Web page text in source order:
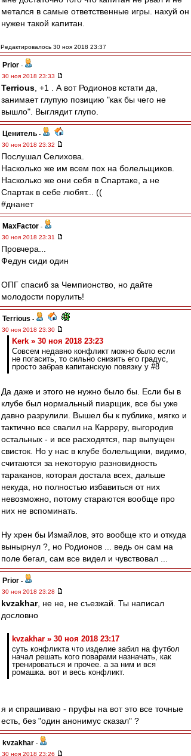
метался в самые ответственные игры. нахуй он
нужен такой капитан.
Редактировалось 30 ноя 2018 23:37
Prior -
30 ноя 2018 23:33
Terrious , +1 . А вот Родионов кстати да,
занимает глупую позицию "как бы чего не
вышло". Выглядит глупо.
Ценитель -
30 ноя 2018 23:32
Послушал Селихова.
Насколько же им всем пох на болельщиков.
Насколько же они себя в Спартаке, а не
Спартак в себе любят... ((
#днанет
MaxFactor -
30 ноя 2018 23:31
Провчера...
Федун сиди один
ОПГ спасиб за Чемпионство, но дайте
молодости порулить!
Terrious -
30 ноя 2018 23:30
Kerk » 30 ноя 2018 23:23
Совсем недавно конфликт можно было если
не погасить, то сильно снизить его градус,
просто забрав капитанскую повязку у #8
Да даже и этого не нужно было бы. Если бы в
клубе был нормальный пиарщик, все бы уже
давно разрулили. Вышел бы к публике, мягко и
тактично все свалил на Карреру, выгородив
остальных - и все расходятся, пар выпущен
свисток. Но у нас в клубе болельщики, видимо,
считаются за некоторую разновидность
тараканов, которая достала всех, дальше
некуда, но полностью избавиться от них
невозможно, потому стараются вообще про
них не вспоминать.
Ну хрен бы Измайлов, это вообще кто и откуда
вынырнул ?, но Родионов ... ведь он сам на
поле бегал, сам все видел и чувствовал ...
Prior -
30 ноя 2018 23:28
kvzakhar, не не, не съезжай. Ты написал
дословно
kvzakhar » 30 ноя 2018 23:17
суть конфликта что изделие забил на футбол
начал решать кого поварами назначать, как
тренироваться и прочее. а за ним и вся
ромашка. вот и весь конфликт.
я и спрашиваю - пруфы на вот это все точные
есть, без "один анонимус сказал" ?
kvzakhar -
30 ноя 2018 23:26